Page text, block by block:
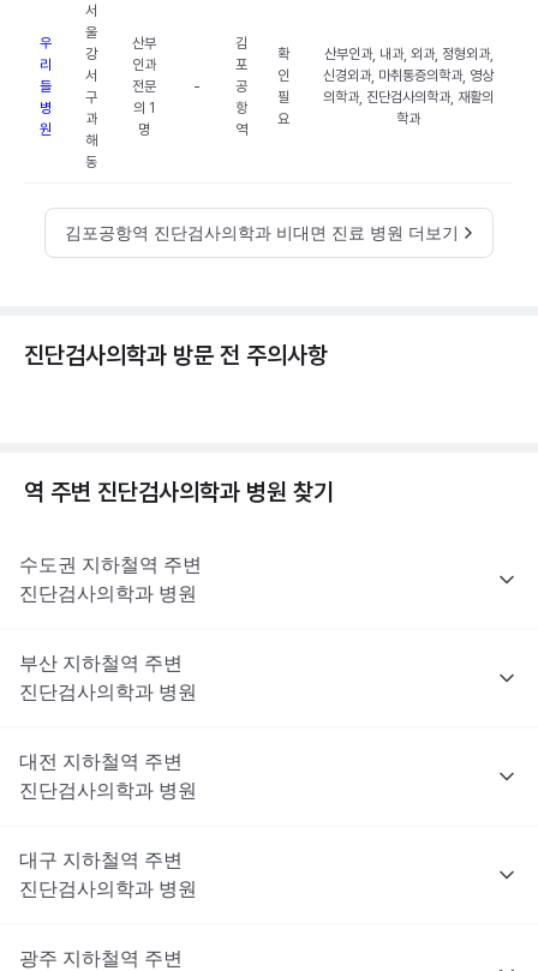
우
리
들
병
원
서
울
강
서
구
과
해
동
산부
인과
전문
의 1
명
-
김
포
공
항
역
확
인
필
요
산부인과, 내과, 외과, 정형외과,
신경외과, 마취통증의학과, 영상
의학과, 진단검사의학과, 재활의
학과
김포공항역 진단검사의학과 비대면 진료 병원 더보기
진단검사의학과 방문 전 주의사항
역 주변 진단검사의학과 병원 찾기
수도권 지하철역 주변
진단검사의학과 병원
부산 지하철역 주변
진단검사의학과 병원
대전 지하철역 주변
진단검사의학과 병원
대구 지하철역 주변
진단검사의학과 병원
광주 지하철역 주변